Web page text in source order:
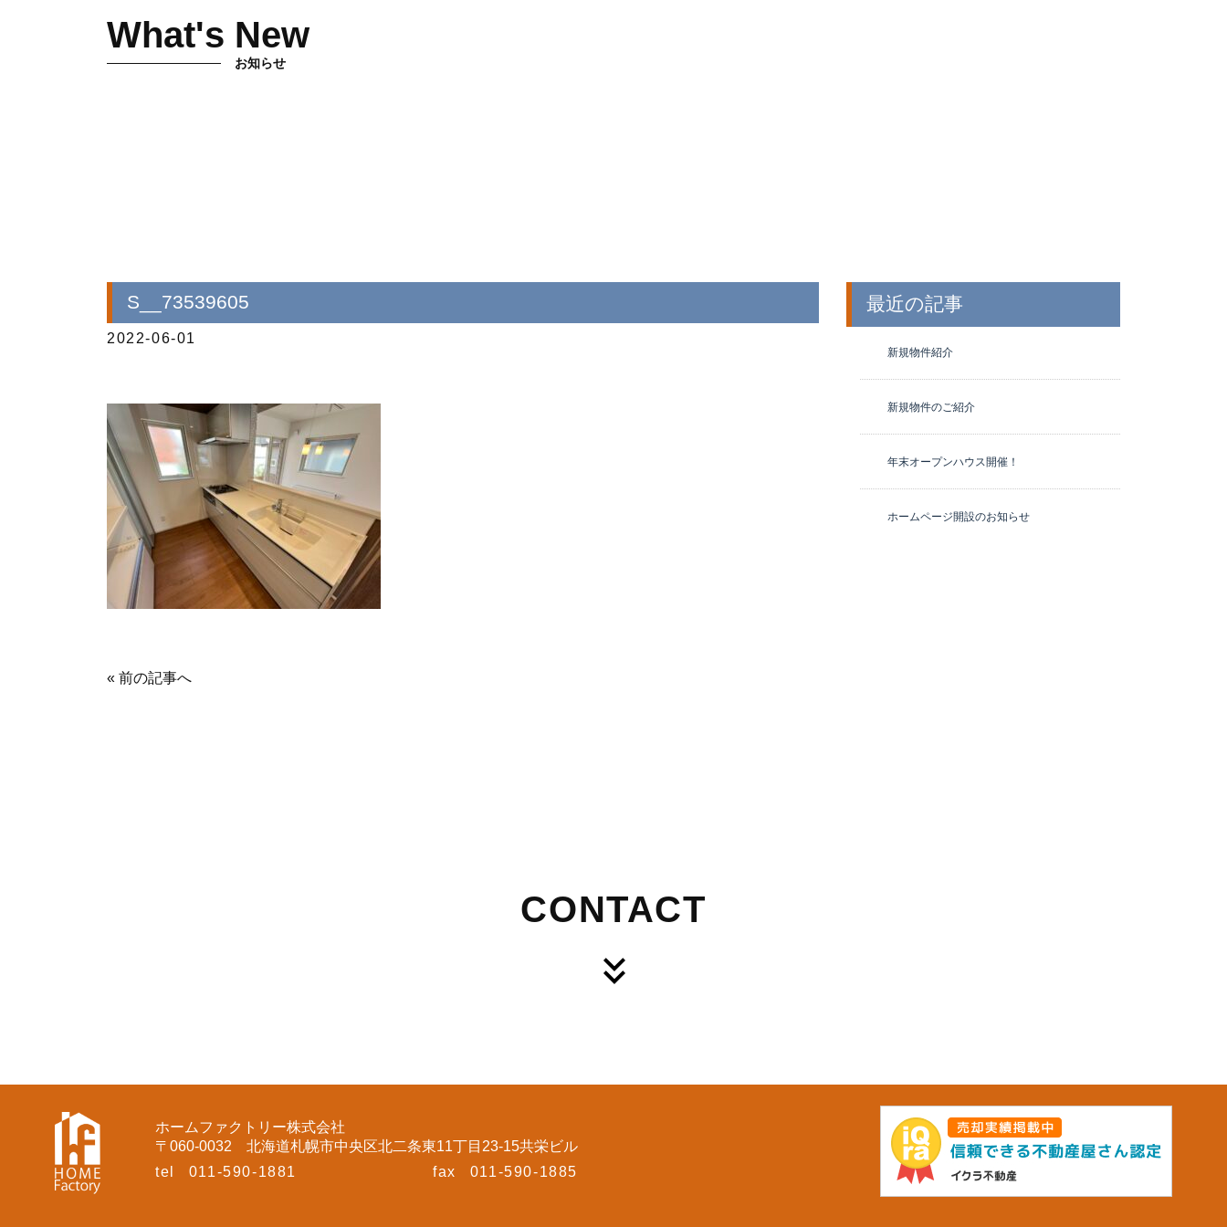
What's New
お知らせ
S__73539605
2022-06-01
« 前の記事へ
最近の記事
新規物件紹介
新規物件のご紹介
年末オープンハウス開催！
ホームページ開設のお知らせ
CONTACT
ホームファクトリー株式会社
〒060-0032 北海道札幌市中央区北二条東11丁目23-15共栄ビル
tel
011-590-1881 fax 011-590-1885